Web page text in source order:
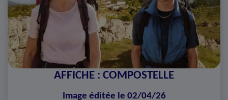
AFFICHE : COMPOSTELLE
Image éditée le 02/04/26